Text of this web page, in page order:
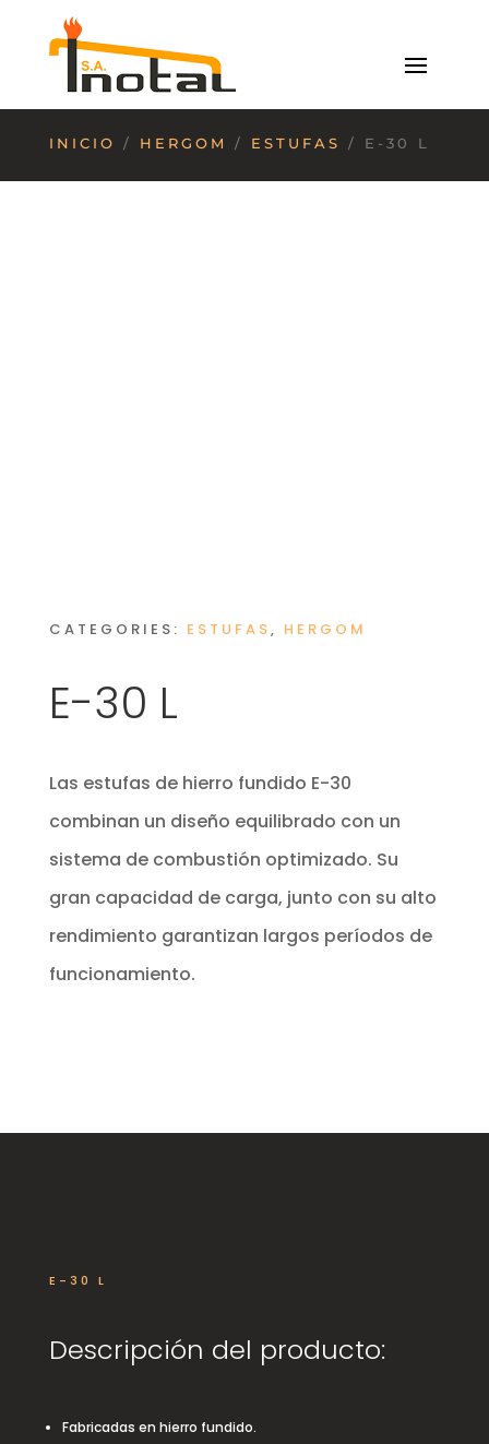
INICIO / HERGOM / ESTUFAS / E-30 L
CATEGORIES: ESTUFAS, HERGOM
E-30 L
Las estufas de hierro fundido E-30
combinan un diseño equilibrado con un
sistema de combustión optimizado. Su
gran capacidad de carga, junto con su alto
rendimiento garantizan largos períodos de
funcionamiento.
E-30 L
Descripción del producto:
Fabricadas en hierro fundido.